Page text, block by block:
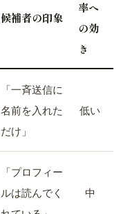
候補者の印象
率へ
の効
き
「一斉送信に
名前を入れた
だけ」
低い
「プロフィー
ルは読んでく
中